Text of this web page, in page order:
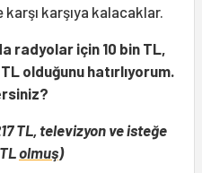
karşıya kalacaklar.
radyolar için 10 bin TL,
olduğunu hatırlıyorum.
TL, televizyon ve isteğe
olmuş)